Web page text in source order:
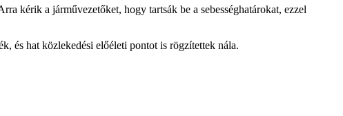
kérik a járművezetőket, hogy tartsák be a sebességhatárokat, ezzel
és hat közlekedési előéleti pontot is rögzítettek nála.